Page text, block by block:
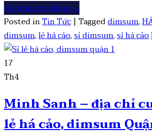
Continue reading→
Posted inTin Tức | Taggeddimsum,
dimsum,lẻ há cảo,sỉ dimsum,sỉ há cảo
17
Th4
Minh Sanh – địa chỉ
lẻ há cảo, dimsum